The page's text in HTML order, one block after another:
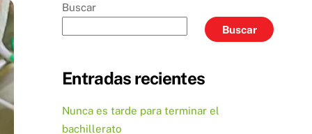
Buscar
Buscar
Entradas recientes
Nunca es tarde para terminar el
bachillerato